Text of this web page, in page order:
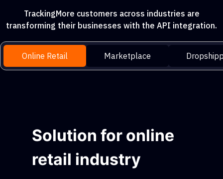
TrackingMore customers across industries are
transforming their businesses with the API integration.
Online Retail Marketplace
Solution for online
retail industry